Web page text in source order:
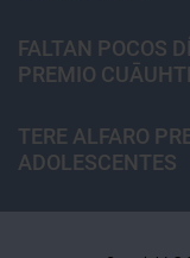
FALTAN POCOS
PREMIO
TERE ALFARO
ADOLESCENTES